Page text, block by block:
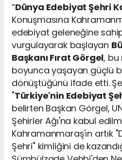
“Dünya Edebiyat Şehri
Konuşmasına
edebiyat geleneğine
vurgulayarak başlayan
Başkanı Fırat Görgel, bu
boyunca yaşayan güçlü
dönüştüğünü ifade etti.
"Türkiye'nin Edebiyat
belirten Başkan Görgel,
Şehirler Ağı'na kabul
Kahramanmaraş'ın artık
Şehri" kimliğini de